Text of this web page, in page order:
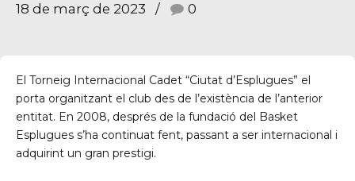
18 de març de 2023 0
El Torneig Internacional Cadet “Ciutat d’Esplugues” el
porta organitzant el club des de l’existència de l’anterior
entitat. En 2008, després de la fundació del Basket
Esplugues s’ha continuat fent, passant a ser internacional i
adquirint un gran prestigi.